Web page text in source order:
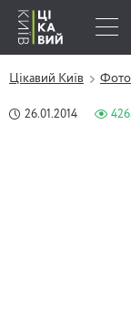
Цікавий Київ
26.01.2014